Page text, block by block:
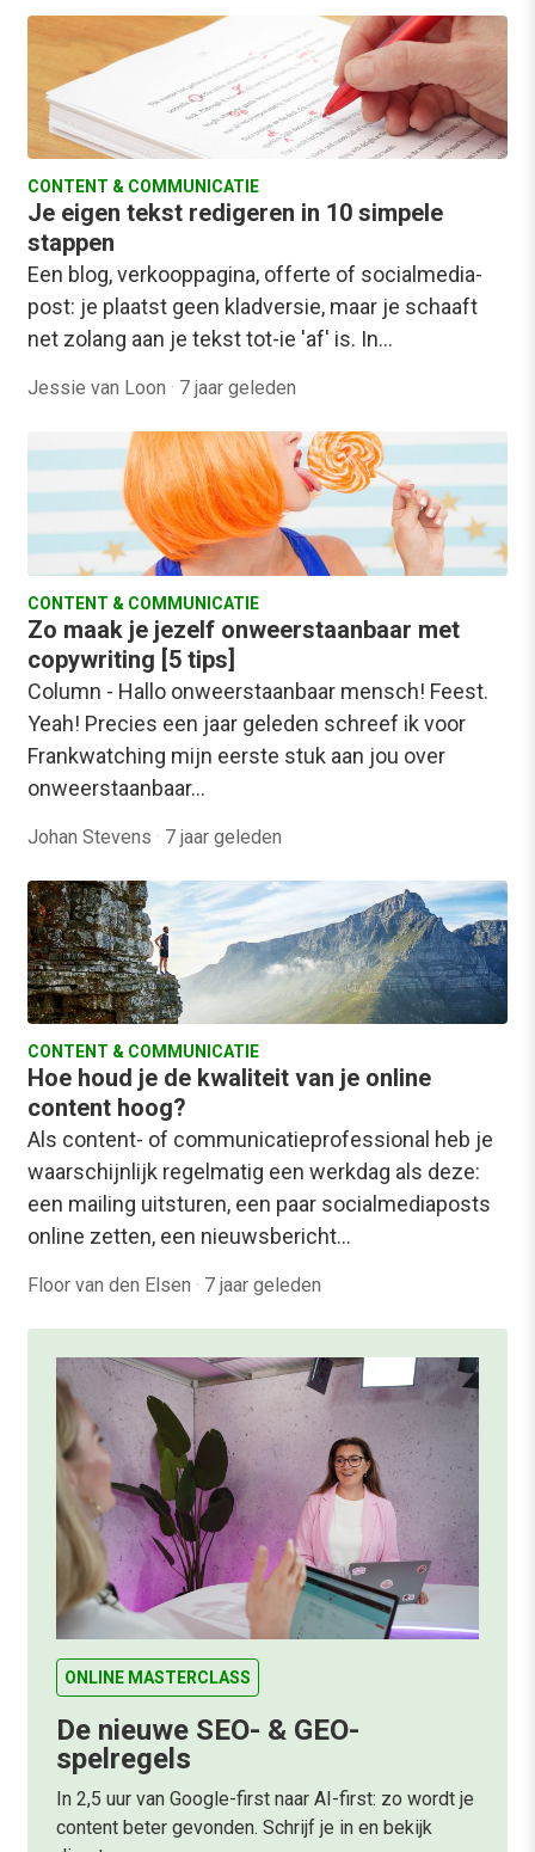
CONTENT & COMMUNICATIE
Je eigen tekst redigeren in 10 simpele
stappen
Een blog, verkooppagina, offerte of socialmedia-
post: je plaatst geen kladversie, maar je schaaft
net zolang aan je tekst tot-ie 'af' is. In…
Jessie van Loon · 7 jaar geleden
CONTENT & COMMUNICATIE
Zo maak je jezelf onweerstaanbaar met
copywriting [5 tips]
Column - Hallo onweerstaanbaar mensch! Feest.
Yeah! Precies een jaar geleden schreef ik voor
Frankwatching mijn eerste stuk aan jou over
onweerstaanbaar…
Johan Stevens · 7 jaar geleden
CONTENT & COMMUNICATIE
Hoe houd je de kwaliteit van je online
content hoog?
Als content- of communicatieprofessional heb je
waarschijnlijk regelmatig een werkdag als deze:
een mailing uitsturen, een paar socialmediaposts
online zetten, een nieuwsbericht…
Floor van den Elsen · 7 jaar geleden
ONLINE MASTERCLASS
De nieuwe SEO- & GEO-
spelregels
In 2,5 uur van Google-first naar AI-first: zo wordt je
content beter gevonden. Schrijf je in en bekijk